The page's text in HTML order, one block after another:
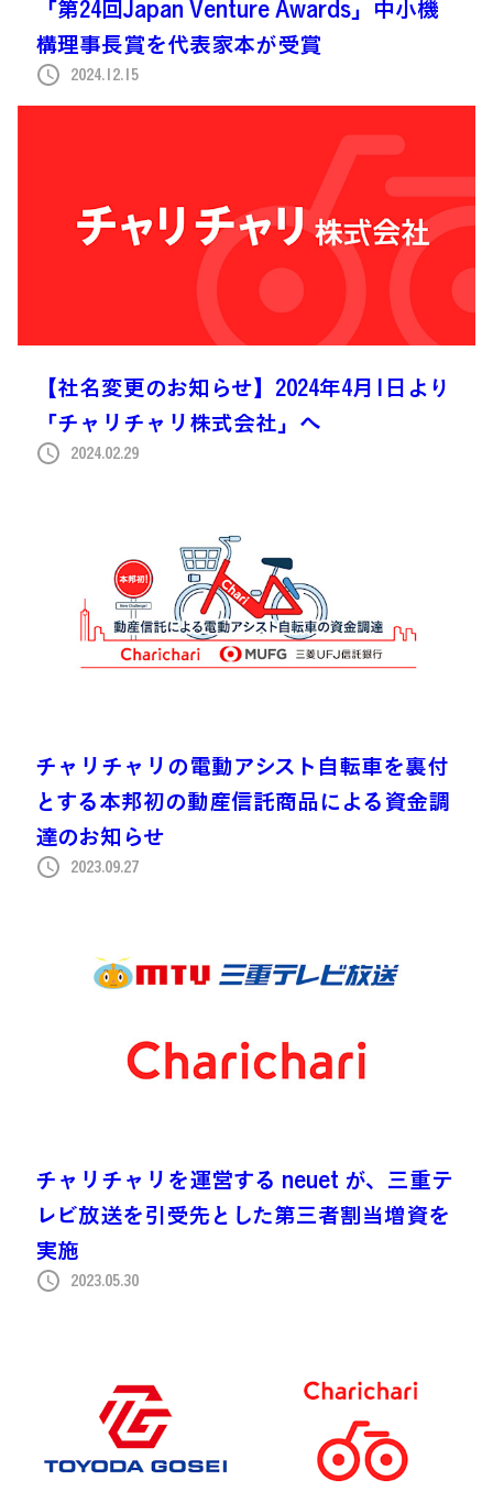
「第24回Japan Venture Awards」中小機
構理事長賞を代表家本が受賞
2024.12.15
【社名変更のお知らせ】2024年4月1日より
「チャリチャリ株式会社」へ
2024.02.29
チャリチャリの電動アシスト自転車を裏付
とする本邦初の動産信託商品による資金調
達のお知らせ
2023.09.27
チャリチャリを運営する neuet が、三重テ
レビ放送を引受先とした第三者割当増資を
実施
2023.05.30